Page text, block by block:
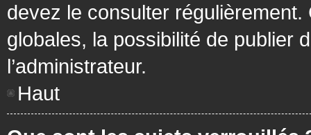
devez le consulter
globales, la possibilité de publier
l’administrateur.
Haut